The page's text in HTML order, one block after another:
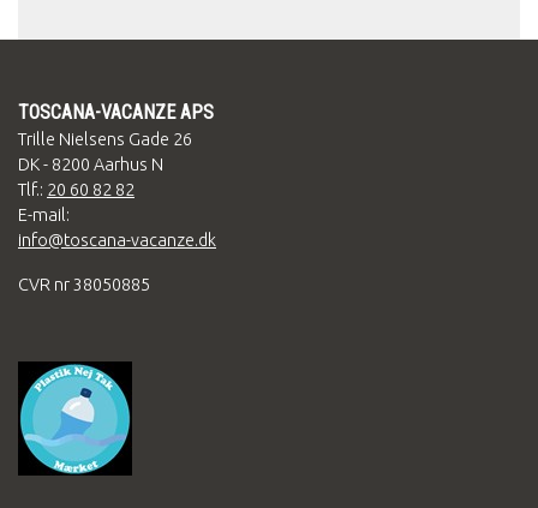
TOSCANA-VACANZE APS
Trille Nielsens Gade 26
DK - 8200 Aarhus N
Tlf.: 20 60 82 82
E-mail:
info@toscana-vacanze.dk
CVR nr 38050885